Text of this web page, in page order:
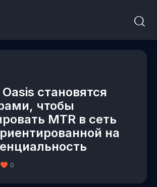
становятся
чтобы
MTR в сеть
на
0